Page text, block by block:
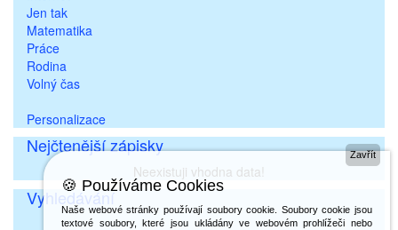
Jen tak
Matematika
Práce
Rodina
Volný čas
Personalizace
Nejčtenější zápisky
Neexistuji vhodna data!
Vyhledávání
Zavřít
🍪 Používáme Cookies
Naše webové stránky používají soubory cookie. Soubory cookie jsou
textové soubory, které jsou ukládány ve webovém prohlížeči nebo